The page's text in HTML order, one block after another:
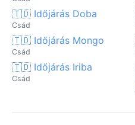
🇹🇩 Időjárás Doba
Csád
🇹🇩 Időjárás Mongo
Csád
🇹🇩 Időjárás Iriba
Csád